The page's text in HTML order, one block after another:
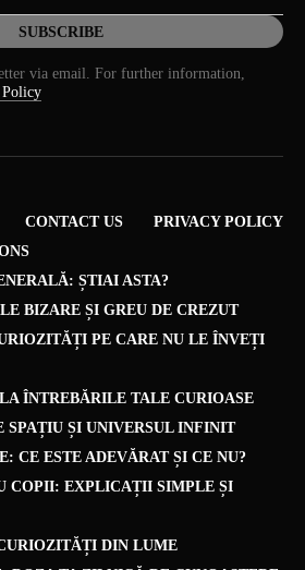
via email. For further information,
CONTACT US
PRIVACY POLICY
ȘTIAI ASTA?
BIZARE ȘI GREU DE CREZUT
PE CARE NU LE ÎNVEȚI
ÎNTREBĂRILE TALE CURIOASE
SPAȚIU ȘI UNIVERSUL INFINIT
CE ESTE ADEVĂRAT ȘI CE NU?
COPII: EXPLICAȚII SIMPLE ȘI
DIN LUME